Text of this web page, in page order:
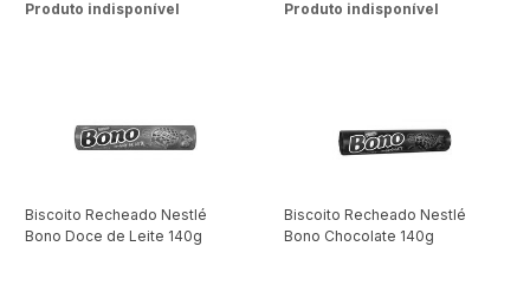
Produto indisponível Produto indisponível
Biscoito Recheado Nestlé
Bono Doce de Leite 140g
Biscoito Recheado Nestlé
Bono Chocolate 140g